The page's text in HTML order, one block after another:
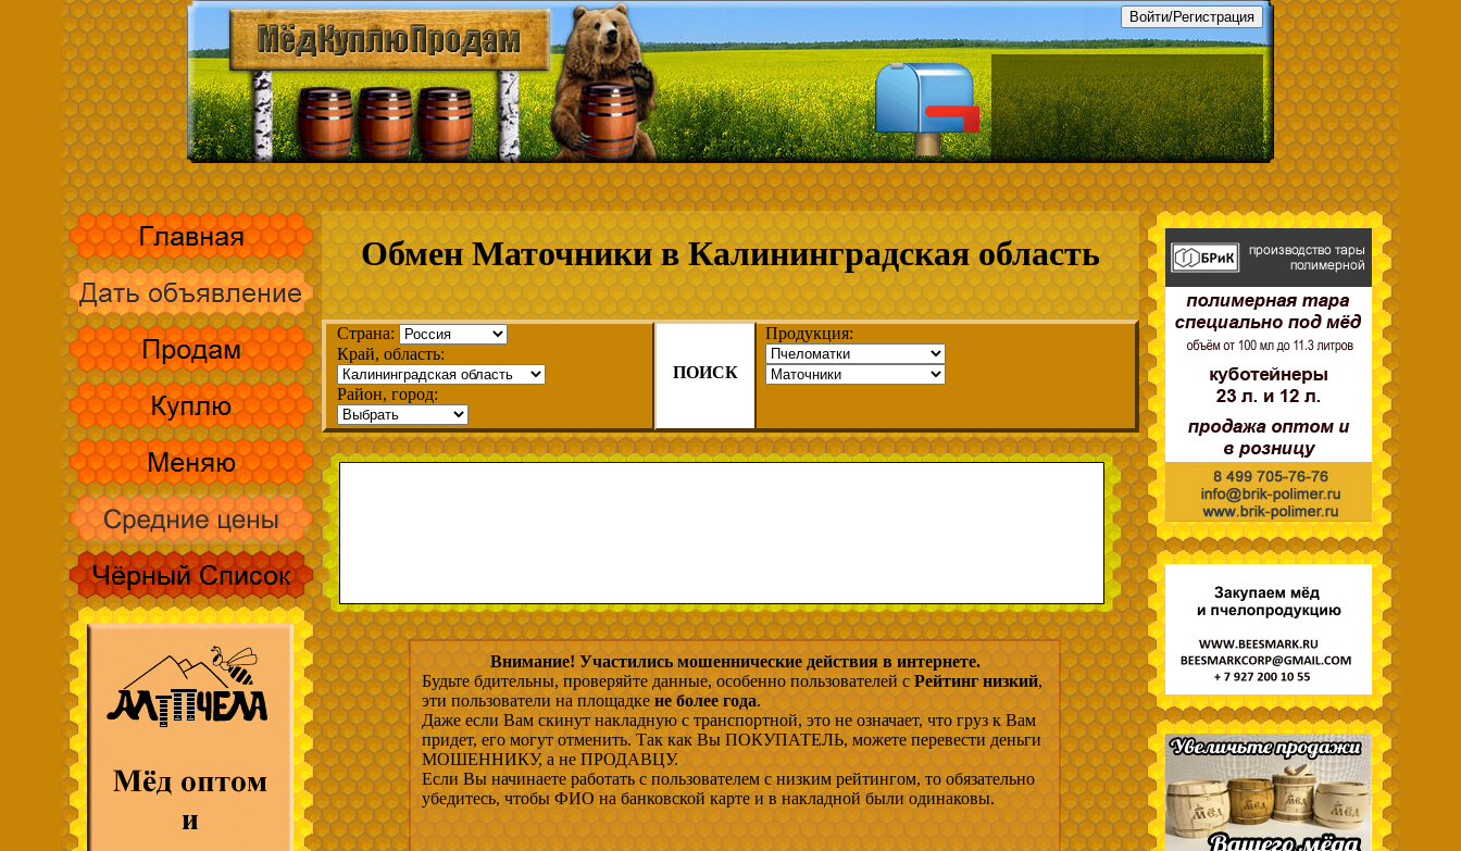
Обмен Маточники в Калининградская область
Страна:
Край, область:
Район, город:
Продукция:
ПОИСК
Внимание! Участились мошеннические действия в интернете.
Будьте бдительны, проверяйте данные, особенно пользователей с Рейтинг низкий,
эти пользователи на площадке не более года.
Даже если Вам скинут накладную с транспортной, это не означает, что груз к Вам
придет, его могут отменить. Так как Вы ПОКУПАТЕЛЬ, можете перевести деньги
МОШЕННИКУ, а не ПРОДАВЦУ.
Если Вы начинаете работать с пользователем с низким рейтингом, то обязательно
убедитесь, чтобы ФИО на банковской карте и в накладной были одинаковы.